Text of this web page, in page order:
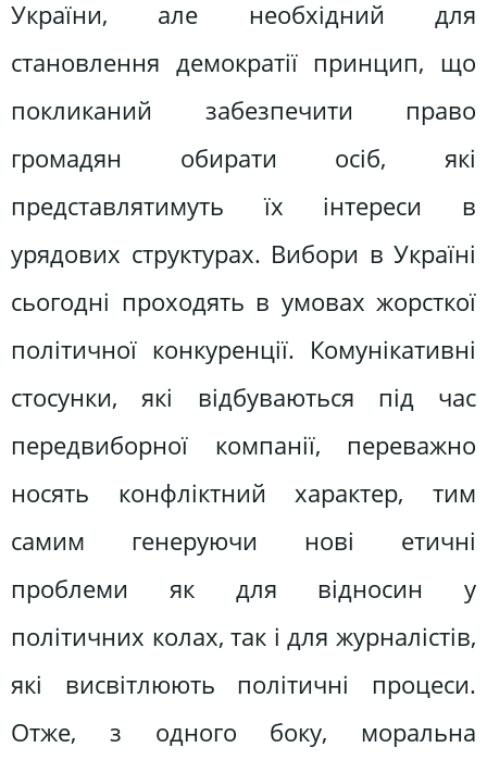
України, але необхідний для
становлення демократії принцип, що
покликаний забезпечити право
громадян обирати осіб, які
представлятимуть їх інтереси в
урядових структурах. Вибори в Україні
сьогодні проходять в умовах жорсткої
політичної конкуренції. Комунікативні
стосунки, які відбуваються під час
передвиборної компанії, переважно
носять конфліктний характер, тим
самим генеруючи нові етичні
проблеми як для відносин у
політичних колах, так і для журналістів,
які висвітлюють політичні процеси.
Отже, з одного боку, моральна